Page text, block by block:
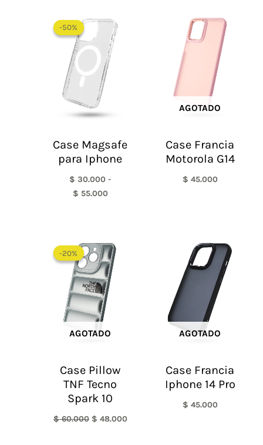
-50%
-50%
Case Magsafe
para Iphone
$ 30.000 -
$ 55.000
de
precios:
desde
$ 30.000
hasta
AGOTADO
Case Francia
Motorola G14
$ 45.000
-20%
AGOTADO
-20%
Case Pillow
TNF Tecno
Spark 10
$60.000
precio
original
era:
$ 60.000.
$ 48.000
AGOTADO
Case Francia
Iphone 14 Pro
$ 45.000